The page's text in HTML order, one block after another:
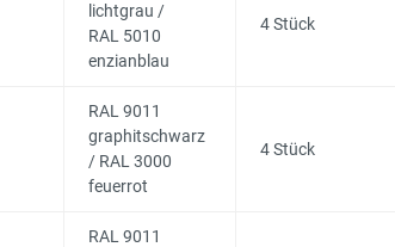
lichtgrau /
RAL 5010
enzianblau
4 Stück
RAL 9011
graphitschwarz
/ RAL 3000
feuerrot
4 Stück
RAL 9011